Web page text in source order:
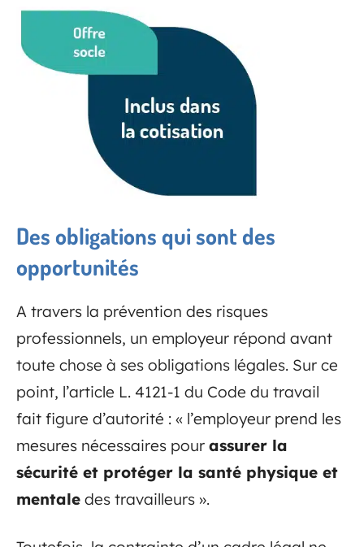
Des obligations qui sont des
opportunités
A travers la prévention des risques
professionnels, un employeur répond avant
toute chose à ses obligations légales. Sur ce
point, l’article L. 4121-1 du Code du travail
fait figure d’autorité : « l’employeur prend les
mesures nécessaires pour assurer la
sécurité et protéger la santé physique et
mentale des travailleurs ».